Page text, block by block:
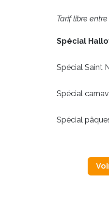
Tarif libre
Spécial
Spécial Saint
Spécial
Spécial